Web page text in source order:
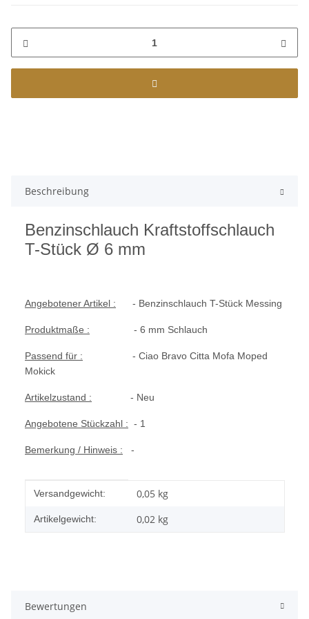
Beschreibung
Benzinschlauch Kraftstoffschlauch
T-Stück Ø 6 mm
Angebotener Artikel : - Benzinschlauch T-Stück Messing
Produktmaße : - 6 mm Schlauch
Passend für : - Ciao Bravo Citta Mofa Moped
Mokick
Artikelzustand : - Neu
Angebotene Stückzahl : - 1
Bemerkung / Hinweis : -
Produkteigenschaft
Wert
Versandgewicht: 0,05 kg
Artikelgewicht: 0,02 kg
Bewertungen